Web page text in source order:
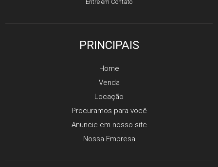
Entre em Contato
PRINCIPAIS
Home
Venda
Locação
Procuramos para você
Anuncie em nosso site
Nossa Empresa